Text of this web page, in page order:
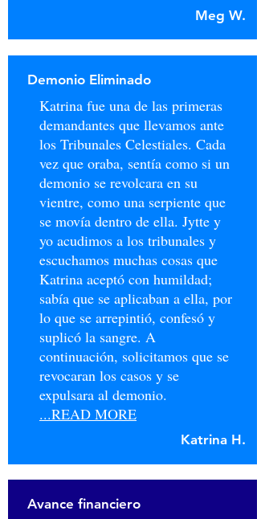
Meg W.
Demonio Eliminado
Katrina fue una de las primeras
demandantes que llevamos ante
los Tribunales Celestiales. Cada
vez que oraba, sentía como si un
demonio se revolcara en su
vientre, como una serpiente que
se movía dentro de ella. Jytte y
yo acudimos a los tribunales y
escuchamos muchas cosas que
Katrina aceptó con humildad;
sabía que se aplicaban a ella, por
lo que se arrepintió, confesó y
suplicó la sangre. A
continuación, solicitamos que se
revocaran los casos y se
expulsara al demonio.
...READ MORE
Katrina H.
Avance financiero